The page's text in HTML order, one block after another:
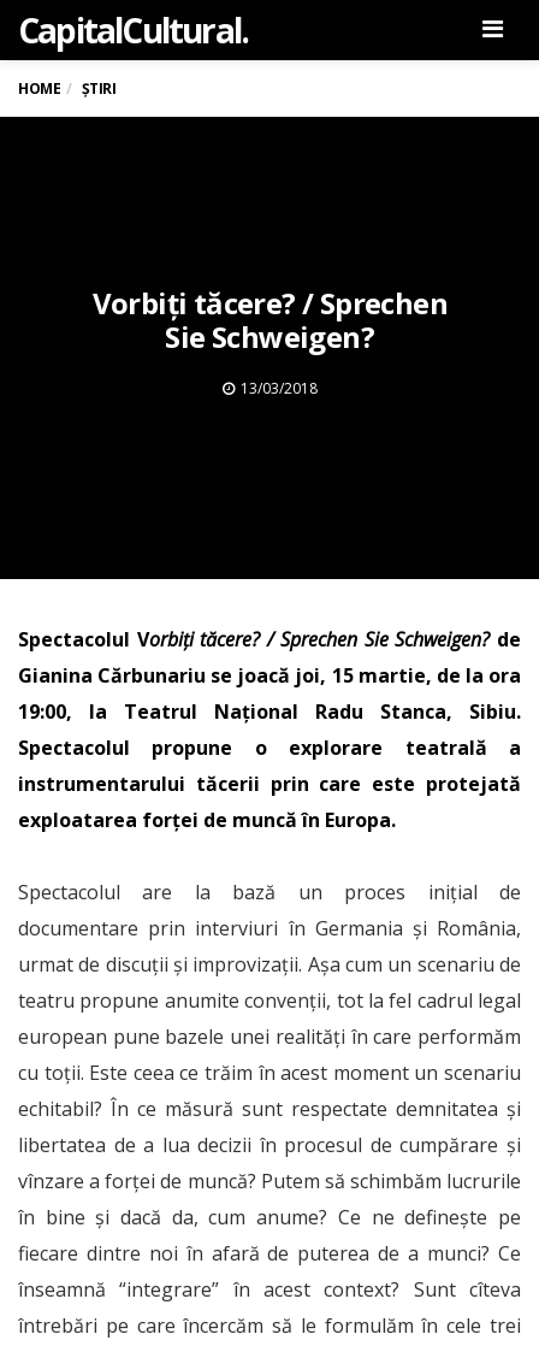
CapitalCultural.
HOME ȘTIRI
Vorbiți tăcere? / Sprechen
Sie Schweigen?
13/03/2018
Spectacolul Vorbiți tăcere? / Sprechen Sie Schweigen? de
Gianina Cărbunariu se joacă joi, 15 martie, de la ora
19:00, la Teatrul Național Radu Stanca, Sibiu.
Spectacolul propune o explorare teatrală a
instrumentarului tăcerii prin care este protejată
exploatarea forței de muncă în Europa.
Spectacolul are la bază un proces inițial de
documentare prin interviuri în Germania și România,
urmat de discuții și improvizații. Așa cum un scenariu de
teatru propune anumite convenții, tot la fel cadrul legal
european pune bazele unei realități în care performăm
cu toții. Este ceea ce trăim în acest moment un scenariu
echitabil? În ce măsură sunt respectate demnitatea și
libertatea de a lua decizii în procesul de cumpărare și
vînzare a forței de muncă? Putem să schimbăm lucrurile
în bine și dacă da, cum anume? Ce ne definește pe
fiecare dintre noi în afară de puterea de a munci? Ce
înseamnă “integrare” în acest context? Sunt cîteva
întrebări pe care încercăm să le formulăm în cele trei